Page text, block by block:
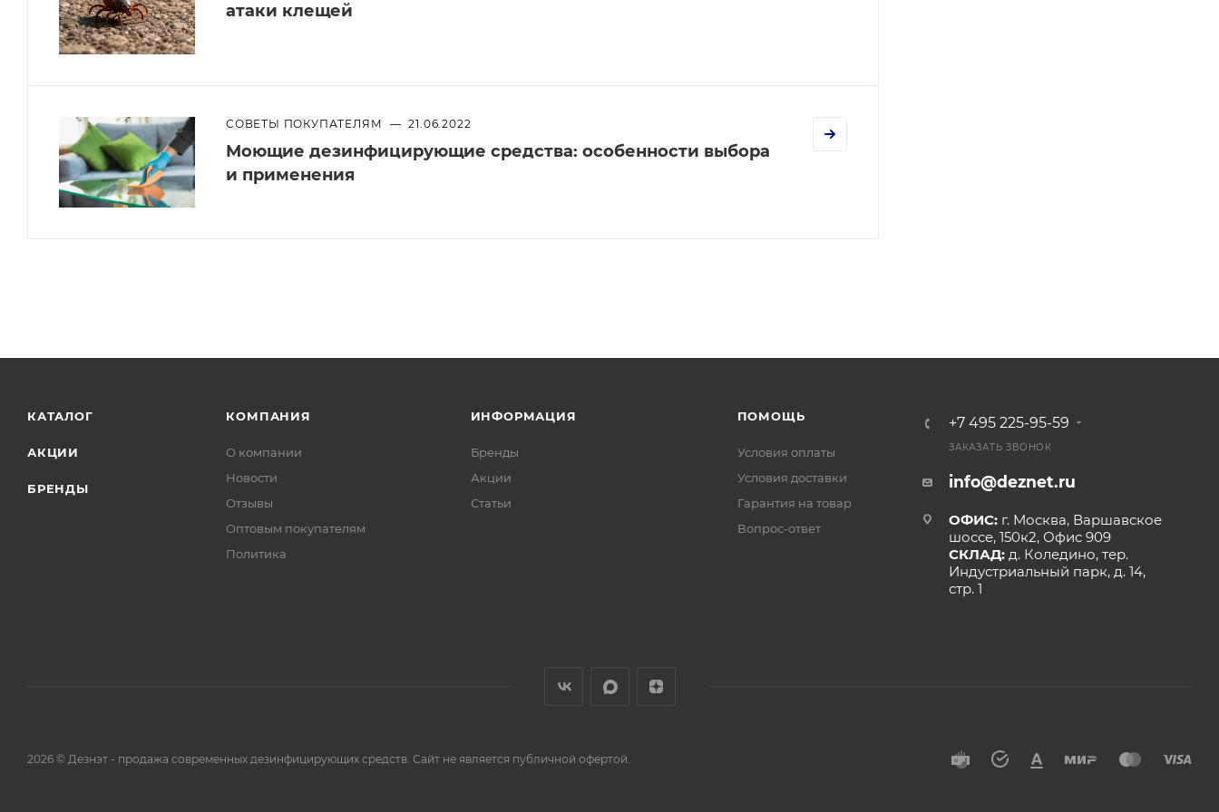
атаки клещей
СОВЕТЫ ПОКУПАТЕЛЯМ — 21.06.2022
Моющие дезинфицирующие средства: особенности выбора
и применения
КАТАЛОГ
АКЦИИ
БРЕНДЫ
КОМПАНИЯ
О компании
Новости
Отзывы
Оптовым покупателям
Политика
ИНФОРМАЦИЯ
Бренды
Акции
Статьи
ПОМОЩЬ
Условия оплаты
Условия доставки
Гарантия на товар
Вопрос-ответ
+7 495 225-95-59
ЗАКАЗАТЬ ЗВОНОК
info@deznet.ru
ОФИС: г. Москва, Варшавское
шоссе, 150к2, Офис 909
СКЛАД: д. Коледино, тер.
Индустриальный парк, д. 14,
стр. 1
2026 © Дезнэт - продажа современных дезинфицирующих средств. Сайт не является публичной офертой.